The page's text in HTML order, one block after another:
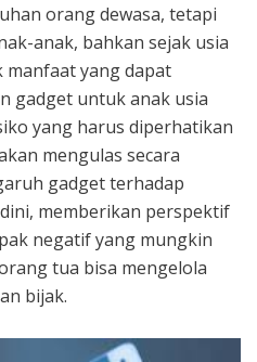
orang dewasa, tetapi
anak, bahkan sejak usia
manfaat yang dapat
gadget untuk anak usia
yang harus diperhatikan
mengulas secara
gadget terhadap
memberikan perspektif
negatif yang mungkin
tua bisa mengelola
bijak.